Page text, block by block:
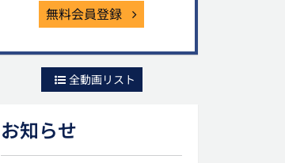
無料会員登録
全動画リスト
お知らせ